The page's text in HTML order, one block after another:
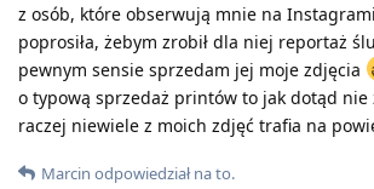
z osób, które obserwują mnie na
poprosiła, żebym zrobił dla niej reportaż
pewnym sensie sprzedam jej moje zdjęcia
o typową sprzedaż printów to jak dotąd nie
raczej niewiele z moich zdjęć trafia na
Marcin odpowiedział na to.